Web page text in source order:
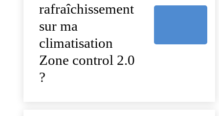
rafraîchissement
sur ma
climatisation
Zone control 2.0
?